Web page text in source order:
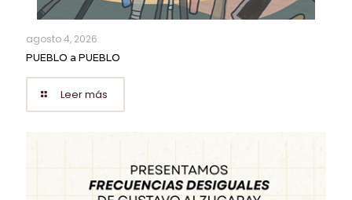
agosto 4, 2026
PUEBLO a PUEBLO
Leer más